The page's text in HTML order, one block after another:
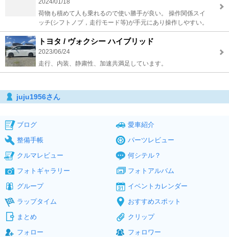
2024/01/18
荷物も積めて人も乗れるので使い勝手が良い。 操作関係スイ
ッチ(シフトノブ，走行モード等)が手元にあり操作しやすい。
トヨタ / ヴォクシー ハイブリッド
2023/06/24
走行、内装、静粛性、加速共満足しています。
juju1956さん
ブログ
愛車紹介
整備手帳
パーツレビュー
クルマレビュー
何シテル？
フォトギャラリー
フォトアルバム
グループ
イベントカレンダー
ラップタイム
おすすめスポット
まとめ
クリップ
フォロー
フォロワー